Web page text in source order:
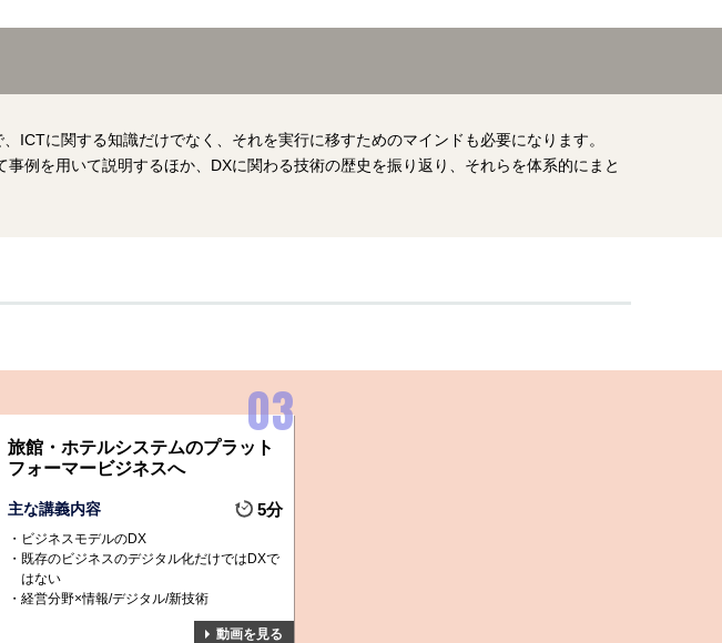
ICTに関する知識だけでなく、それを実行に移すためのマインドも必要になります。
例を用いて説明するほか、DXに関わる技術の歴史を振り返り、それらを体系的にまと
旅館・ホテルシステムのプラット
フォーマービジネスへ
主な講義内容 5分
ビジネスモデルのDX
既存のビジネスのデジタル化だけではDXで
はない
経営分野×情報/デジタル/新技術
動画を見る